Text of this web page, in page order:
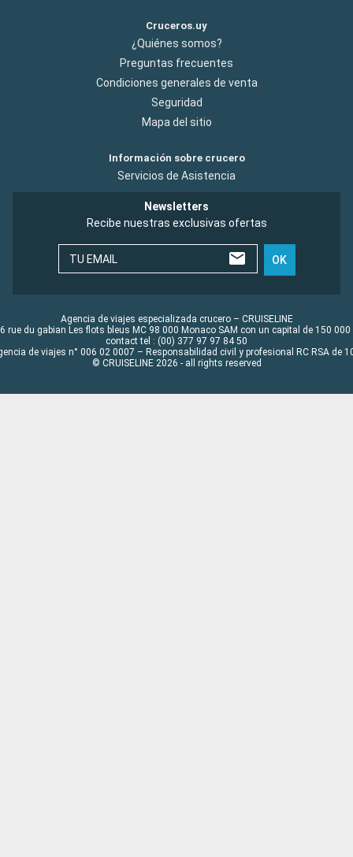
Cruceros.uy
¿Quiénes somos?
Preguntas frecuentes
Condiciones generales de venta
Seguridad
Mapa del sitio
Información sobre crucero
Servicios de Asistencia
Newsletters
Recibe nuestras exclusivas ofertas
TU EMAIL OK
Agencia de viajes especializada crucero – CRUISELINE
rue du gabian Les flots bleus MC 98 000 Monaco SAM con un capital de 150 000
contact tel : (00) 377 97 97 84 50
de viajes n° 006 02 0007 – Responsabilidad civil y profesional RC RSA de
© CRUISELINE 2026 - all rights reserved